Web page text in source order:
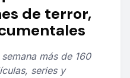
de terror,
más de 160
series y